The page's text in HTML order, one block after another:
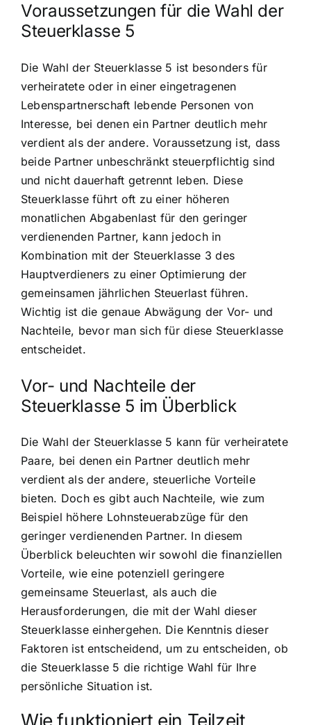
Voraussetzungen für die Wahl der
Steuerklasse 5
Die Wahl der Steuerklasse 5 ist besonders für
verheiratete oder in einer eingetragenen
Lebenspartnerschaft lebende Personen von
Interesse, bei denen ein Partner deutlich mehr
verdient als der andere. Voraussetzung ist, dass
beide Partner unbeschränkt steuerpflichtig sind
und nicht dauerhaft getrennt leben. Diese
Steuerklasse führt oft zu einer höheren
monatlichen Abgabenlast für den geringer
verdienenden Partner, kann jedoch in
Kombination mit der Steuerklasse 3 des
Hauptverdieners zu einer Optimierung der
gemeinsamen jährlichen Steuerlast führen.
Wichtig ist die genaue Abwägung der Vor- und
Nachteile, bevor man sich für diese Steuerklasse
entscheidet.
Vor- und Nachteile der
Steuerklasse 5 im Überblick
Die Wahl der Steuerklasse 5 kann für verheiratete
Paare, bei denen ein Partner deutlich mehr
verdient als der andere, steuerliche Vorteile
bieten. Doch es gibt auch Nachteile, wie zum
Beispiel höhere Lohnsteuerabzüge für den
geringer verdienenden Partner. In diesem
Überblick beleuchten wir sowohl die finanziellen
Vorteile, wie eine potenziell geringere
gemeinsame Steuerlast, als auch die
Herausforderungen, die mit der Wahl dieser
Steuerklasse einhergehen. Die Kenntnis dieser
Faktoren ist entscheidend, um zu entscheiden, ob
die Steuerklasse 5 die richtige Wahl für Ihre
persönliche Situation ist.
Wie funktioniert ein Teilzeit